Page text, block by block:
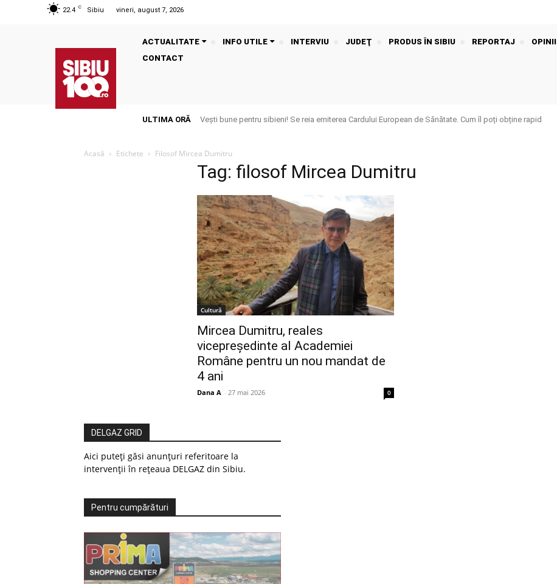
22.4 C Sibiu vineri, august 7, 2026
ACTUALITATE INFO UTILE INTERVIU JUDEŢ PRODUS ÎN SIBIU REPORTAJ OPINII
CONTACT
ULTIMA ORĂ Vești bune pentru sibieni! Se reia emiterea Cardului European de Sănătate. Cum îl poți obține rapid
Acasă Etichete Filosof Mircea Dumitru
Tag: filosof Mircea Dumitru
Cultură
Mircea Dumitru, reales
vicepreședinte al Academiei
Române pentru un nou mandat de
4 ani
Dana A - 27 mai 2026 0
DELGAZ GRID
Aici puteți găsi anunțuri referitoare la
intervenții în rețeaua DELGAZ din Sibiu.
Pentru cumpărături